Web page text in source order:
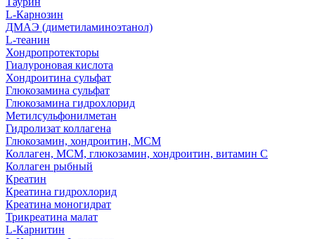
L-Карнозин
ДМАЭ (диметиламиноэтанол)
L-теанин
Хондропротекторы
Гиалуроновая кислота
Хондроитина сульфат
Глюкозамина сульфат
Глюкозамина гидрохлорид
Метилсульфонилметан
Гидролизат коллагена
Глюкозамин, хондроитин, МСМ
Коллаген, МСМ, глюкозамин, хондроитин, витамин С
Коллаген рыбный
Креатин
Креатина гидрохлорид
Креатина моногидрат
Трикреатина малат
L-Карнитин